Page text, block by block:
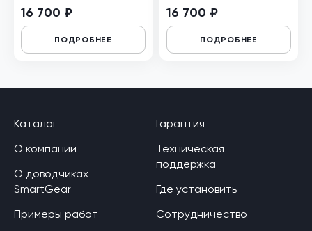
16 700 ₽
ПОДРОБНЕЕ
16 700 ₽
ПОДРОБНЕЕ
Каталог
О компании
О доводчиках
SmartGear
Примеры работ
Гарантия
Техническая
поддержка
Где установить
Сотрудничество